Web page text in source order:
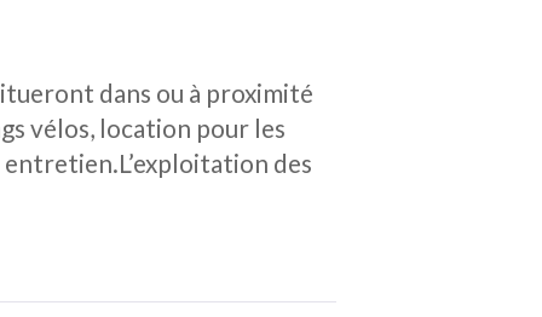
dans ou à proximité
vélos, location pour les
des